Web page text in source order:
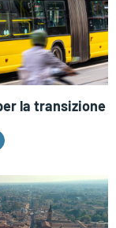
la transizione